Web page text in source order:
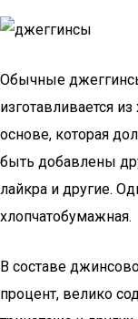
Обычные
изготавливается
основе, которая
быть добавлены
лайкра и другие.
хлопчатобумажная.
В составе
процент, велико